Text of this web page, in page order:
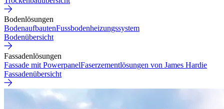
Bodenlösungen
BodenaufbautenFussbodenheizungssystem
Bodenübersicht
Fassadenlösungen
Fassade mit PowerpanelFaserzementlösungen von James Hardie
Fassadenübersicht